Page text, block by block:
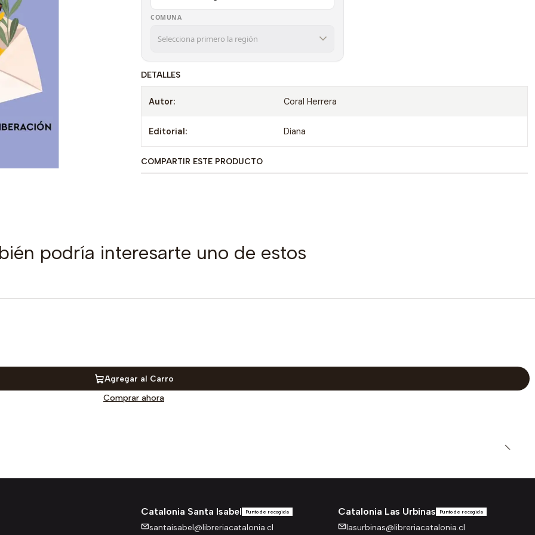
COMUNA
DETALLES
Autor: Coral Herrera
Editorial: Diana
COMPARTIR ESTE PRODUCTO
podría interesarte uno de estos
Agregar al Carro
Comprar ahora
Catalonia Santa Isabel Punto de recogida
santaisabel@libreriacatalonia.cl
Catalonia Las Urbinas Punto de recogida
lasurbinas@libreriacatalonia.cl